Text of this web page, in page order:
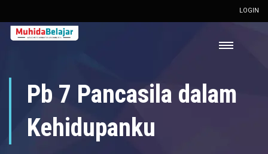
LOGIN
Pb 7 Pancasila dalam
Kehidupanku